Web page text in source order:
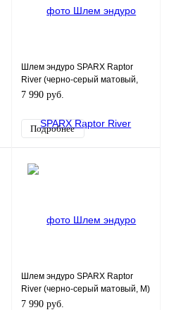
Шлем эндуро SPARX Raptor
River (черно-серый матовый,
XL)
7 990 руб.
Подробнее
Шлем эндуро SPARX Raptor
River (черно-серый матовый, M)
7 990 руб.